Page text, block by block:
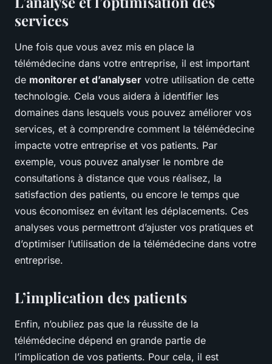
services
Une fois que vous avez mis en place la
télémédecine dans votre entreprise, il est important
de monitorer et d’analyser votre utilisation de cette
technologie. Cela vous aidera à identifier les
domaines dans lesquels vous pouvez améliorer vos
services, et à comprendre comment la télémédecine
impacte votre entreprise et vos patients. Par
exemple, vous pouvez analyser le nombre de
consultations à distance que vous réalisez, la
satisfaction des patients, ou encore le temps que
vous économisez en évitant les déplacements. Ces
analyses vous permettront d’ajuster vos pratiques et
d’optimiser l’utilisation de la télémédecine dans votre
entreprise.
L’implication des patients
Enfin, n’oubliez pas que la réussite de la
télémédecine dépend en grande partie de
l’implication de vos patients. Pour cela, il est